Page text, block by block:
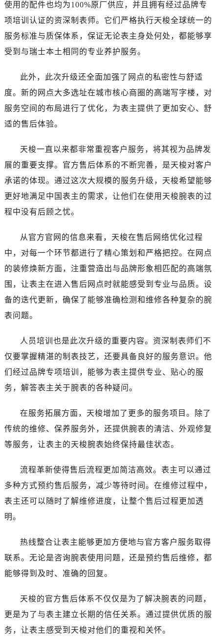
湖南省株洲市芦淞区建设南路天梭售后服务中心（需提前预约）
甘肃省敦煌市沙州镇阳关中路天梭售后服务中心（需提前预约）
甘肃省合作市人民街天梭售后服务中心（需提前预约）
甘肃省嘉峪关市雄关区新华中路天梭售后服务中心（需提前预约）
甘肃省临夏市城南街道团结路天梭售后服务中心（需提前预约）
甘肃省陇南市武都区人民路天梭售后服务中心（需提前预约）
甘肃省平凉市崆峒区西大街天梭售后服务中心（需提前预约）
宁夏回族自治区石嘴山市大武口区贺兰山路天梭售后服务中心（需提前预约）
宁夏回族自治区吴忠市利通区开元大道天梭售后服务中心（需提前预约）
宁夏回族自治区银川市兴庆区新华东路97号新百中心C馆一层C1-18号商铺天梭售后服务中心（需提前预约）
宁夏回族自治区中卫市沙坡头区鼓楼东街天梭售后服务中心（需提前预约）
青海省海东市乐都区滨河路天梭售后服务中心（需提前预约）
青海省海西蒙古族藏族自治州德令哈市柴达木路天梭售后服务中心（需提前预约）
青海省玉树藏族自治州结古镇胜利路天梭售后服务中心（需提前预约）
陕西省渭南市临渭区东风大街天梭售后服务中心（需提前预约）
陕西省咸阳市秦都区沣西新城统一西路与白马河路交汇处天梭售后服务中心（需提前预约）
新疆维吾尔自治区阿克苏市东大街天梭售后服务中心（需提前预约）
新疆维吾尔自治区阿拉尔市胜利大道天梭售后服务中心（需提前预约）
新疆维吾尔自治区阿图什市光明路天梭售后服务中心（需提前预约）
新疆维吾尔自治区白杨市军垦路天梭售后服务中心（需提前预约）
使用的配件也均为100%原厂供应，并且拥有经过品牌专
项培训认证的资深制表师。它们严格执行天梭全球统一的
服务标准与质保体系，保证无论表主身处何处，都能够享
受到与瑞士本土相同的专业养护服务。
此外，此次升级还全面加强了网点的私密性与舒适
度。新的网点大多选址在城市核心商圈的高端写字楼，对
服务空间的布局进行了优化，为表主提供了更加安心、舒
适的售后体验。
天梭一直以来都非常重视客户服务，将其视为品牌发
展的重要支撑。官方售后体系的不断完善，是天梭对客户
承诺的体现。通过这次大规模的服务升级，天梭希望能够
更好地满足中国表主的需求，让他们在使用天梭腕表的过
程中没有后顾之忧。
从官方官网的信息来看，天梭在售后网络优化过程
中，对每一个环节都进行了精心策划和严格把控。在网点
的装修焕新方面，注重营造出与品牌形象相匹配的高端氛
围，让表主在进入售后网点时就能感受到专业与品质。设
备的迭代更新，确保了能够准确检测和维修各种复杂的腕
表问题。
人员培训也是此次升级的重要内容。资深制表师们不
仅要掌握精湛的制表技艺，还要具备良好的服务意识。他
们经过品牌专项培训，能够为表主提供专业、贴心的服
务，解答表主关于腕表的各种疑问。
在服务拓展方面，天梭增加了更多的服务项目。除了
传统的维修、保养服务外，还提供腕表的清洁、外观修复
等服务，让表主的天梭腕表始终保持最佳状态。
流程革新使得售后流程更加简洁高效。表主可以通过
多种方式预约售后服务，减少等待时间。在维修过程中，
表主还可以随时了解维修进度，让整个售后过程更加透
明。
热线整合让表主能够更加方便地与官方客户服务取得
联系。无论是咨询腕表使用问题，还是预约售后维修，都
能够得到及时、准确的回复。
天梭的官方售后体系不仅仅是为了解决腕表的问题，
更是为了与表主建立长期的信任关系。通过提供优质的服
务，让表主感受到天梭对他们的重视和关怀。